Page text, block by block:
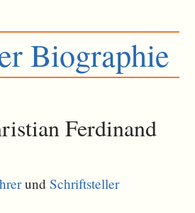
Biographie
Ferdinand
undSchriftsteller